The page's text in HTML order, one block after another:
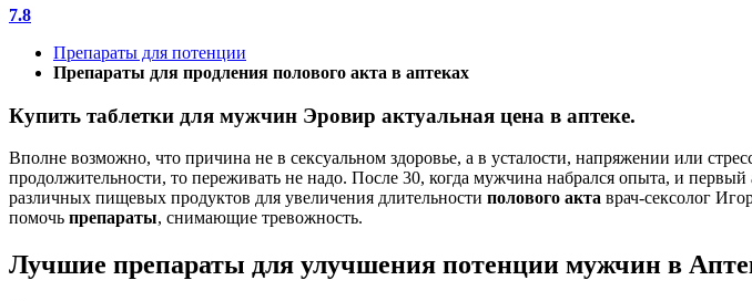
7.8
Препараты для потенции
Препараты для продления полового акта в аптеках
Купить таблетки для мужчин Эровир актуальная цена в аптеке.
Вполне возможно, что причина не в сексуальном здоровье, а в усталости, напряжении или
продолжительности, то переживать не надо. После 30, когда мужчина набрался опыта, и
различных пищевых продуктов для увеличения длительности полового акта врач-сексолог
помочь препараты, снимающие тревожность.
Лучшие препараты для улучшения потенции мужчин в